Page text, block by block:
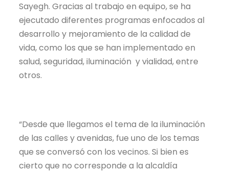
Sayegh. Gracias al trabajo en equipo, se ha
ejecutado diferentes programas enfocados al
desarrollo y mejoramiento de la calidad de
vida, como los que se han implementado en
salud, seguridad, iluminación y vialidad, entre
otros.
“Desde que llegamos el tema de la iluminación
de las calles y avenidas, fue uno de los temas
que se conversó con los vecinos. Si bien es
cierto que no corresponde a la alcaldía